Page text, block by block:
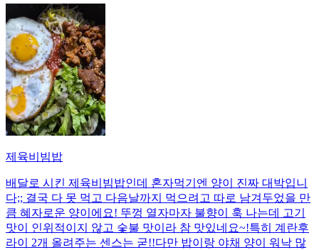
제육비빔밥
배달로 시킨 제육비빔밥인데 혼자먹기엔 양이 진짜 대박입니
다;; 결국 다 못 먹고 다음날까지 먹으려고 따로 남겨두었을 만
큼 혜자로운 양이에요! 뚜껑 열자마자 불향이 훅 나는데 고기
맛이 인위적이지 않고 숯불 맛이라 참 맛있네요~!특히 계란후
라이 2개 올려주는 센스는 굳!! ​다만 밥이랑 야채 양이 워낙 많